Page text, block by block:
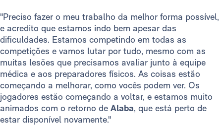
"Preciso fazer o meu trabalho da melhor forma possível,
e acredito que estamos indo bem apesar das
dificuldades. Estamos competindo em todas as
competições e vamos lutar por tudo, mesmo com as
muitas lesões que precisamos avaliar junto à equipe
médica e aos preparadores físicos. As coisas estão
começando a melhorar, como vocês podem ver. Os
jogadores estão começando a voltar, e estamos muito
animados com o retorno de Alaba, que está perto de
estar disponível novamente."